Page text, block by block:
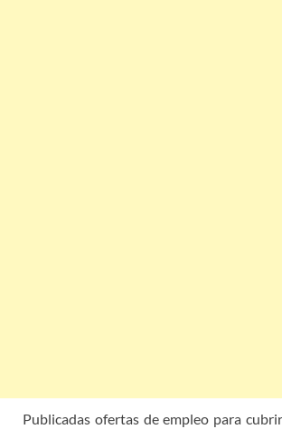
Publicadas ofertas de empleo para